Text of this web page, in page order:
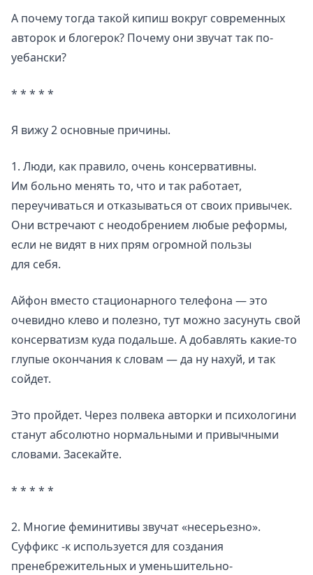
А почему тогда такой кипиш вокруг современных
авторок и блогерок? Почему они звучат так по-
уебански?
* * * * *
Я вижу 2 основные причины.
1. Люди, как правило, очень консервативны.
Им больно менять то, что и так работает,
переучиваться и отказываться от своих привычек.
Они встречают с неодобрением любые реформы,
если не видят в них прям огромной пользы
для себя.
Айфон вместо стационарного телефона — это
очевидно клево и полезно, тут можно засунуть свой
консерватизм куда подальше. А добавлять какие-то
глупые окончания к словам — да ну нахуй, и так
сойдет.
Это пройдет. Через полвека авторки и психологини
станут абсолютно нормальными и привычными
словами. Засекайте.
* * * * *
2. Многие феминитивы звучат «несерьезно».
Суффикс -к используется для создания
пренебрежительных и уменьшительно-